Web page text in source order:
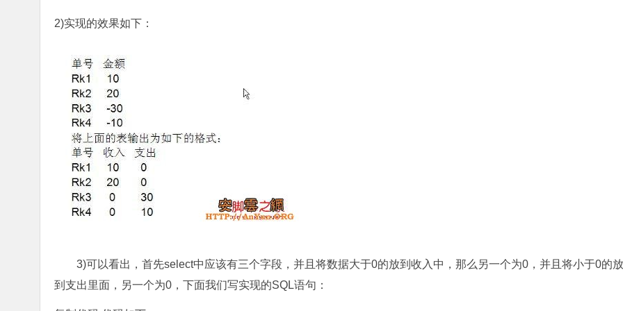
2)实现的效果如下：
3)可以看出，首先select中应该有三个字段，并且将数据大于0的放到收入中，那么另一个为0，并且将小于0的放
到支出里面，另一个为0，下面我们写实现的SQL语句：